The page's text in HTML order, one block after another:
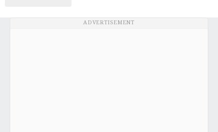
ADVERTISEMENT